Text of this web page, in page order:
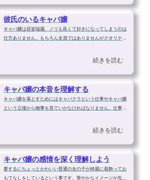
彼氏のいるキャバ嬢
キャバ嬢は容姿端麗、ノリも良くて好きになってしまうのは
仕方ありません。もちろん全員ではありませんがクオリティ
人なのですから魅力ある女性なのでしょう。そんな魅力ある
続きを読む
キャバ嬢の本音を理解する
キャバ嬢を落とすためにはキャバクラという仕事やキャバ嬢
という立場から物事を見ていかなければなりません。仕事
る職業です。色恋営業でないとしてもそれは絶対に求められ
続きを読む
キャバ嬢の感情を深く理解しよう
要するにちょっとかわいい普通の女の子が綺麗に着飾ってお
もてなしをしているという事です。華やかなイメージが先行